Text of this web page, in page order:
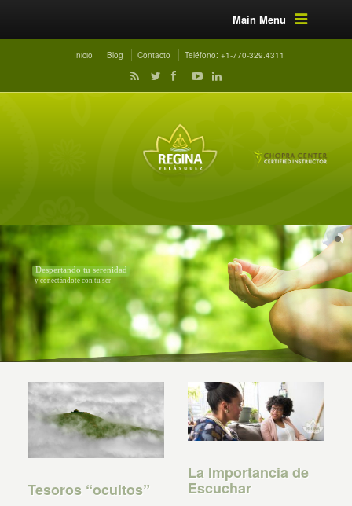
Main Menu
Inicio Blog Contacto Teléfono: +1-770-329.4311
Despertando tu serenidad
y conectándote con tu ser
Tesoros “ocultos”
La Importancia de
Escuchar